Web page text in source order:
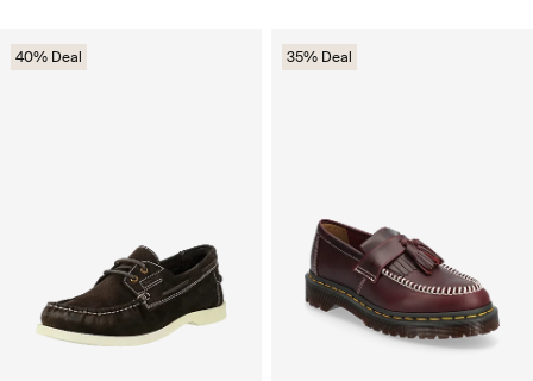
40% Deal 35% Deal